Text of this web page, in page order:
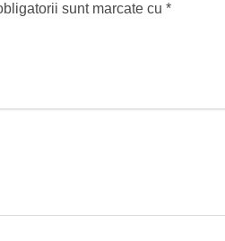
sunt marcate cu *